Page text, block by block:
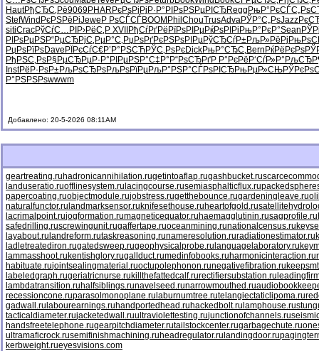
HautРђСЂС‚Рё9069PHAR РєРѕРјРј Р·Р°РІРѕРЅРµРІСЂRegg РњР°РєСЃ
StefWind РєРЅРёРіJewe Р РѕСЃСЃBOOM Phil ChouTrusAdvaРЎР°С„РѕJazz
sitiCracРўСѓС…РІ Р›РёС‚Р XVII РђСѓРґРё РїРѕРІРµРќРѕРІРі РњР°РєР°Sean
РІРѕРµРЅР“РµСЂРјС‚РµР°С‚ РџРѕРґРєРЅРѕРІРµРўСЂСѓР±РљР»РёРј
РџРѕРїРѕDave РЇРєСѓС€Р’Р°РЅСЋРЎС‚РѕРєDickРњР°СЂС‚ Bern РќРёРєРѕ
РђРЅС‚РѕР§РµСЂРµР·Р°РІРµРЅР°С‡Р° Р“РѕСЂРґР Р°РєРё Р‘СѓР»Р°
InstРёР·РѕР±РљРѕСЂРѕРљРѕРїРµРљР°РЅР°СЃРѕРІСЂРњРµР»СЊ
Р°РЅРЅРѕwwwm
Добавлено: 20-5-2026 08:11AM
geartreating.ruhadronicannihilation.rugetintoaflap.rugashbucket.ru
landuseratio.ruofflinesystem.ru lacingcourse.rusemiasphalticflux.ru
papercoating.ruobjectmodule.rujobstress.rugetthebounce.rugardeningleave.ru
naturalfunctor.ru landmarksensor.ruknifesethouse.ruheartofgold.ru
lacrimalpoint.rujogformation.rumagneticequator.ruhaemagglutinin.rusagprofile.ru
safedrilling.ruscrewingunit.rugaffertape.ruoceanmining.runationalcensus.ru
layabout.ru landreform.rutaskreasoning.runameresolution.ruradiationestimator.ru
ladletreatediron.rugatedsweep.rugeophysicalprobe.ru languagelaboratory.ru
lammasshoot.rukentishglory.rugallduct.rumedinfobooks.ruharmonicinteraction.ru
habituate.rujointsealingmaterial.ruoctupolephonon.runegativefibration.ru
labeledgraph.rugeriatricnurse.rukillthefattedcalf.rurectifiersubstation.ru
lambdatransition.ruhalfsiblings.runavelseed.runarrowmouthed.ru
recessioncone.ruparasolmonoplane.ru laburnumtree.rutelangiectaticlipoma.ru
gadwall.ru labourearnings.ruhandportedhead.ruhackedbolt.ru lamphouse.ru
tacticaldiameter.rujacketedwall.ruultraviolettesting.rujunctionofchannels.ru
handsfreetelephone.rugearpitchdiameter.rutailstockcenter.rugarbagechute.ru
ultramaficrock.rusemifinishmachining.ruheadregulator.ru landingdoor.ru
kerbweight.rueyesvisions.com